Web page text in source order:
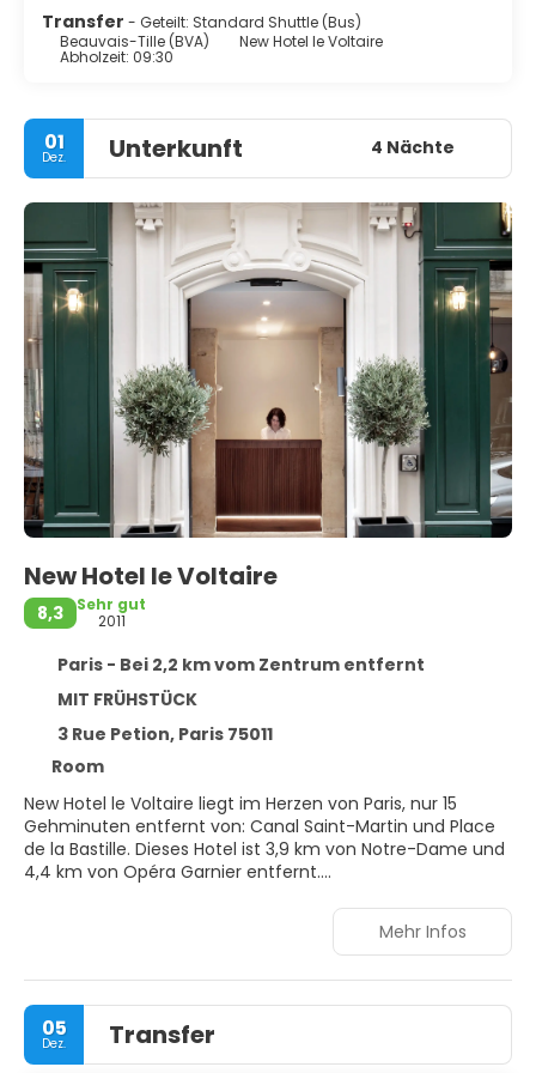
Transfer - Geteilt: Standard Shuttle (Bus)
Beauvais-Tille (BVA)
New Hotel le Voltaire
Abholzeit: 09:30
01
Dez. Unterkunft 4 Nächte
New Hotel le Voltaire
8,3
Sehr gut
2011
Paris - Bei 2,2 km vom Zentrum entfernt
MIT FRÜHSTÜCK
3 Rue Petion, Paris 75011
Room
New Hotel le Voltaire liegt im Herzen von Paris, nur 15
Gehminuten entfernt von: Canal Saint-Martin und Place
de la Bastille. Dieses Hotel ist 3,9 km von Notre-Dame und
4,4 km von Opéra Garnier entfernt.
Kostenloses WLAN, Babysitting und Unterstützung bei der
Tourenplanung/beim Ticketerwerb sind verfügbar.
Mach es dir in einem der 48 Zimmer, die individuell
eingerichtet sind, gemütlich. Fernseher mit
Satellitenempfang lassen keine Langeweile aufkommen.
Die Badezimmer bieten Badewannen oder Duschen und
Mehr Infos
05
Dez. Transfer